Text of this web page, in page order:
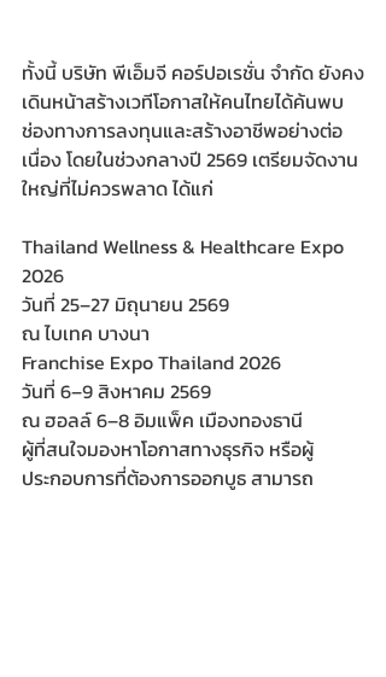
ทั้งนี้ บริษัท พีเอ็มจี คอร์ปอเรชั่น จำกัด ยังคง
เดินหน้าสร้างเวทีโอกาสให้คนไทยได้ค้นพบ
ช่องทางการลงทุนและสร้างอาชีพอย่างต่อ
เนื่อง โดยในช่วงกลางปี 2569 เตรียมจัดงาน
ใหญ่ที่ไม่ควรพลาด ได้แก่
Thailand Wellness & Healthcare Expo
2026
วันที่ 25–27 มิถุนายน 2569
ณ ไบเทค บางนา
Franchise Expo Thailand 2026
วันที่ 6–9 สิงหาคม 2569
ณ ฮอลล์ 6–8 อิมแพ็ค เมืองทองธานี
ผู้ที่สนใจมองหาโอกาสทางธุรกิจ หรือผู้
ประกอบการที่ต้องการออกบูธ สามารถ